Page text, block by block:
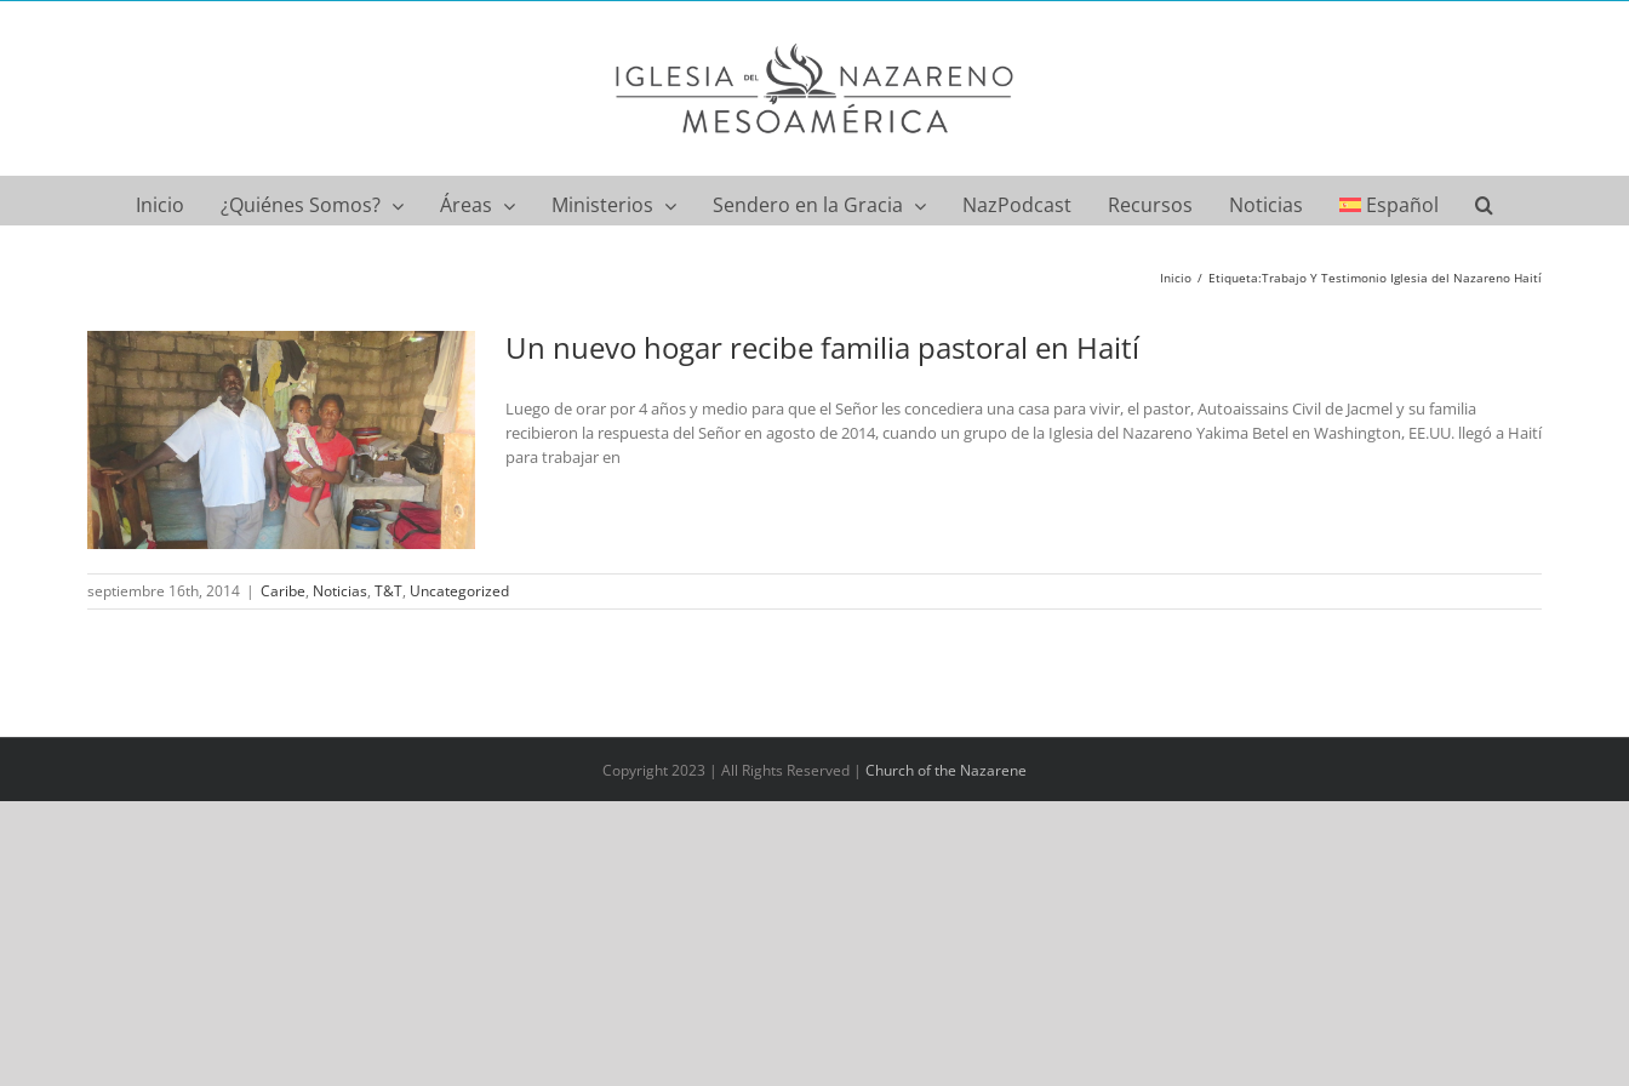
Inicio ¿Quiénes Somos? Áreas Ministerios Sendero en la Gracia NazPodcast Recursos Noticias Español
Inicio Etiqueta:Trabajo Y Testimonio Iglesia del Nazareno Haití
Un nuevo hogar recibe familia pastoral en Haití
Luego de orar por 4 años y medio para que el Señor les concediera una casa para vivir, el pastor, Autoaissains Civil de Jacmel y su familia
recibieron la respuesta del Señor en agosto de 2014, cuando un grupo de la Iglesia del Nazareno Yakima Betel en Washington, EE.UU. llegó a Haití
para trabajar en
septiembre 16th, 2014 | Caribe, Noticias, T&T, Uncategorized
Copyright 2023 | All Rights Reserved | Church of the Nazarene